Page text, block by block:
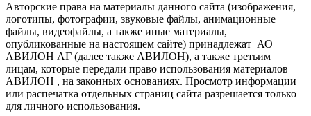
Авторские права на материалы данного сайта (изображения,
логотипы, фотографии, звуковые файлы, анимационные
файлы, видеофайлы, а также иные материалы,
опубликованные на настоящем сайте) принадлежат АО
АВИЛОН АГ (далее также АВИЛОН), а также третьим
лицам, которые передали право использования материалов
АВИЛОН , на законных основаниях. Просмотр информации
или распечатка отдельных страниц сайта разрешается только
для личного использования.